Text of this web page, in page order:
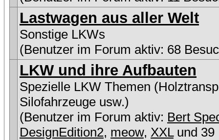
Lastwagen aus aller Welt
Sonstige LKWs
(Benutzer im Forum aktiv: 68
LKW und ihre Aufbauten
Spezielle LKW Themen
Silofahrzeuge usw.)
(Benutzer im Forum aktiv: Bert
DesignEdition2, meow, XXLund 39